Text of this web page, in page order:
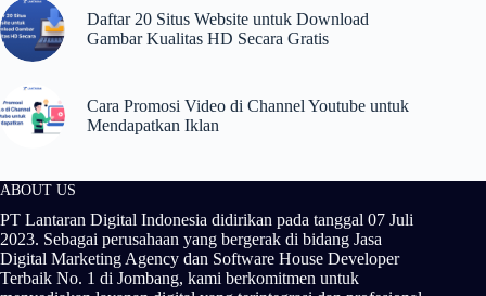
Daftar 20 Situs Website untuk Download
Gambar Kualitas HD Secara Gratis
Cara Promosi Video di Channel Youtube untuk
Mendapatkan Iklan
ABOUT US
PT Lantaran Digital Indonesia didirikan pada tanggal 07 Juli
2023. Sebagai perusahaan yang bergerak di bidang Jasa
Digital Marketing Agency dan Software House Developer
Terbaik No. 1 di Jombang, kami berkomitmen untuk